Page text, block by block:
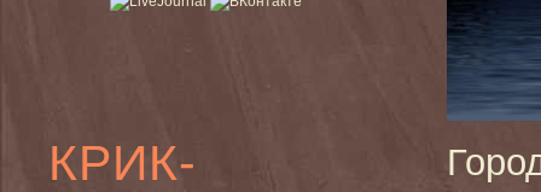
КРИК-